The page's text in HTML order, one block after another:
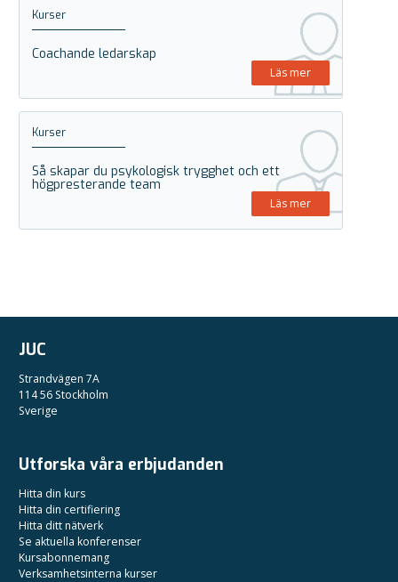
Kurser
Coachande ledarskap
Läs mer
Kurser
Så skapar du psykologisk trygghet och ett
högpresterande team
Läs mer
JUC
Strandvägen 7A
114 56 Stockholm
Sverige
Utforska våra erbjudanden
Hitta din kurs
Hitta din certifiering
Hitta ditt nätverk
Se aktuella konferenser
Kursabonnemang
Verksamhetsinterna kurser